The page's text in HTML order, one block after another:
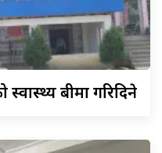
स्वास्थ्य बीमा गरिदिने